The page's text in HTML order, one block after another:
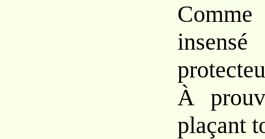
À
plaçant